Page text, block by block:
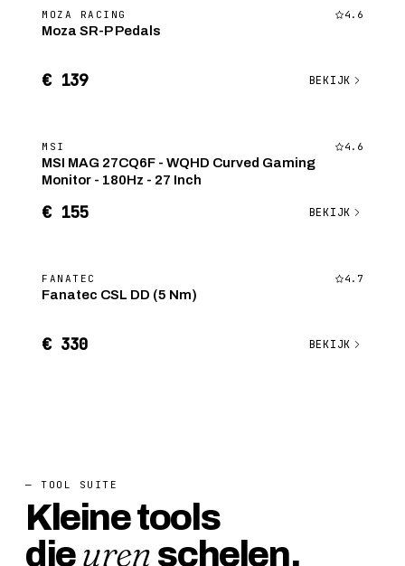
MOZA RACING 4.6
Moza SR-P Pedals
€ 139 BEKIJK
MSI 4.6
MSI MAG 27CQ6F - WQHD Curved Gaming
Monitor - 180Hz - 27 Inch
€ 155 BEKIJK
FANATEC 4.7
Fanatec CSL DD (5 Nm)
€ 330 BEKIJK
— TOOL SUITE
Kleine tools
dieuren schelen.